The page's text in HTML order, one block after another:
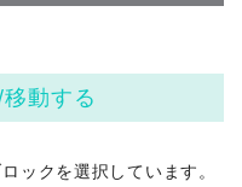
動する
ックを選択しています。